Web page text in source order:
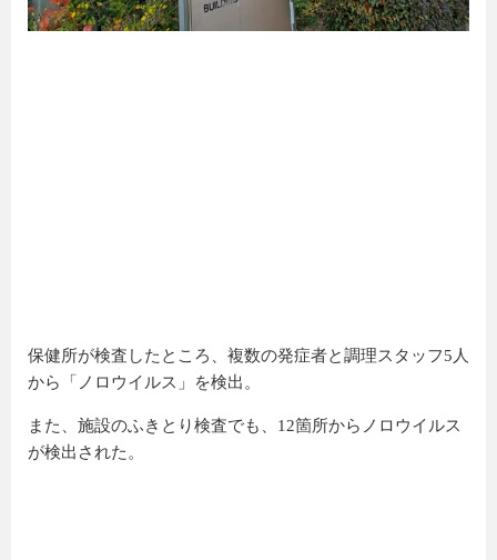
保健所が検査したところ、複数の発症者と調理スタッフ5人
から「ノロウイルス」を検出。
また、施設のふきとり検査でも、12箇所からノロウイルス
が検出された。